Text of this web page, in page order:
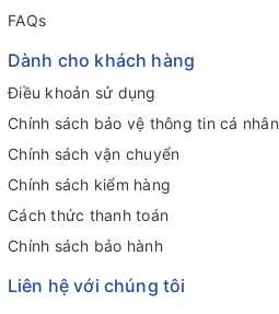
FAQs
Dành cho khách hàng
Điều khoản sử dụng
Chính sách bảo vệ thông tin cá nhân
Chính sách vận chuyển
Chính sách kiểm hàng
Cách thức thanh toán
Chính sách bảo hành
Liên hệ với chúng tôi